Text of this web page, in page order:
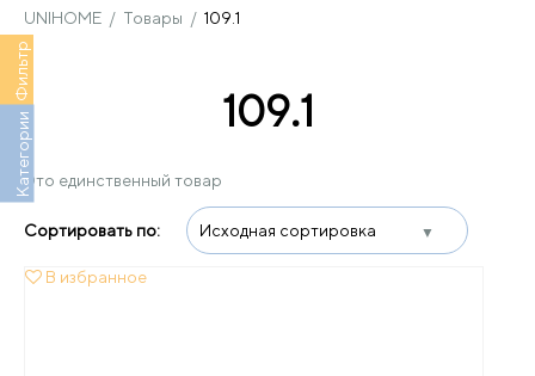
UNIHOME / Товары / 109.1
Фильтр
Категории 109.1
Это единственный товар
В избранное